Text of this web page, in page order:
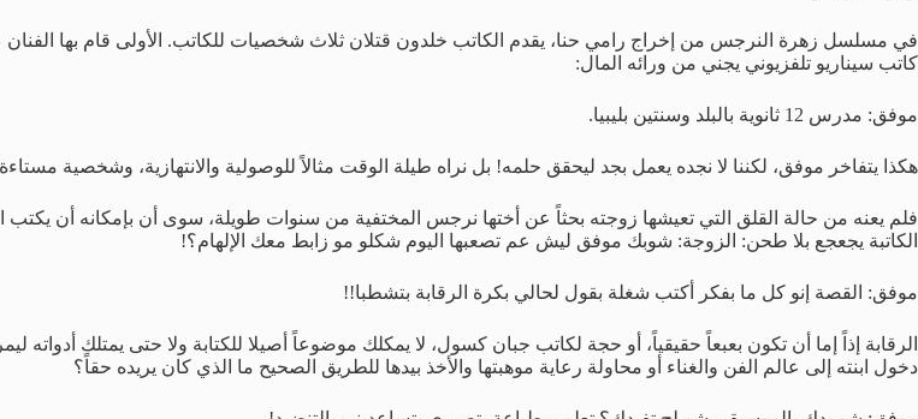
في مسلسل زهرة النرجس من إخراج رامي حنا، يقدم الكاتب خلدون قتلان ثلاث شخصيات للكاتب. الأولى قام بها الفنان
كاتب سيناريو تلفزيوني يجني من ورائه المال:
موفق: مدرس 12 ثانوية بالبلد وسنتين بليبيا.
هكذا يتفاخر موفق، لكننا لا نجده يعمل بجد ليحقق حلمه! بل نراه طيلة الوقت مثالاً للوصولية والانتهازية، وشخصية
فلم يعنه من حالة القلق التي تعيشها زوجته بحثاً عن أختها نرجس المختفية من سنوات طويلة، سوى أن بإمكانه أن يكتب
الكاتبة يجعجع بلا طحن: الزوجة: شوبك موفق ليش عم تصعبها اليوم شكلو مو زابط معك الإلهام؟!
موفق: القصة إنو كل ما بفكر أكتب شغلة بقول لحالي بكرة الرقابة بتشطبا!!
الرقابة إذاً إما أن تكون بعبعاً حقيقياً، أو حجة لكاتب جبان كسول، لا يمكلك موضوعاً أصيلا للكتابة ولا حتى يمتلك
دخول ابنته إلى عالم الفن والغناء أو محاولة رعاية موهبتها والأخذ بيدها للطريق الصحيح ما الذي كان يريده حقاً؟